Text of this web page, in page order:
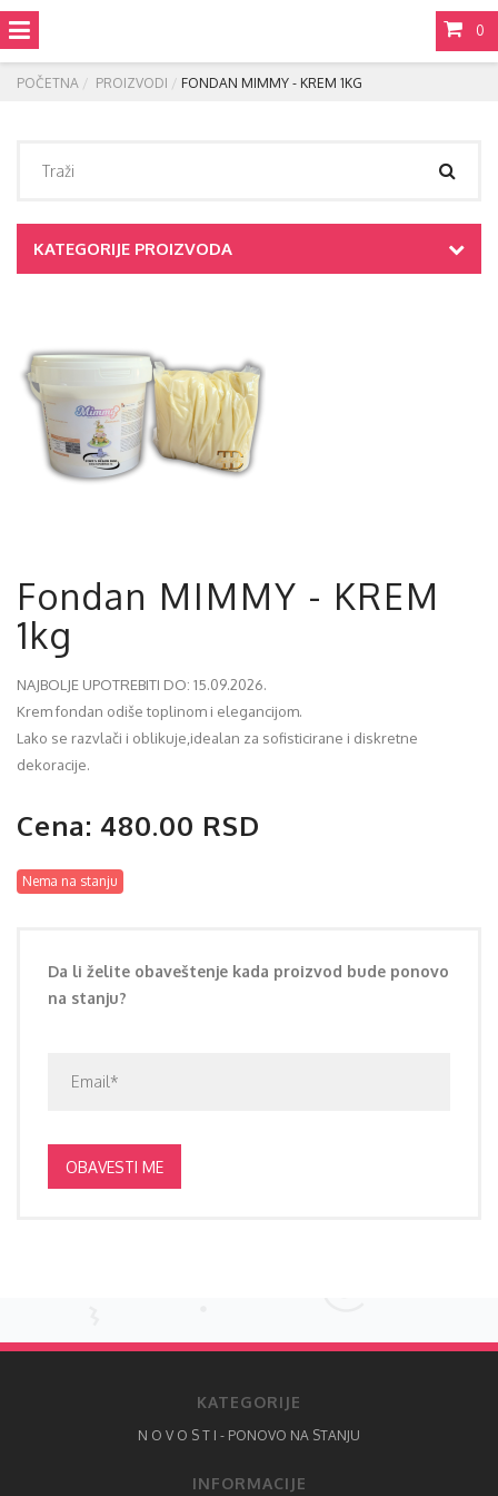
0
POČETNA PROIZVODI FONDAN MIMMY - KREM 1KG
KATEGORIJE PROIZVODA
Fondan MIMMY - KREM
1kg
NAJBOLJE UPOTREBITI DO: 15.09.2026.
Krem fondan odiše toplinom i elegancijom.
Lako se razvlači i oblikuje,idealan za sofisticirane i diskretne
dekoracije.
Cena: 480.00 RSD
Nema na stanju
Da li želite obaveštenje kada proizvod bude ponovo
na stanju?
OBAVESTI ME
KATEGORIJE
N O V O S T I - PONOVO NA STANJU
INFORMACIJE